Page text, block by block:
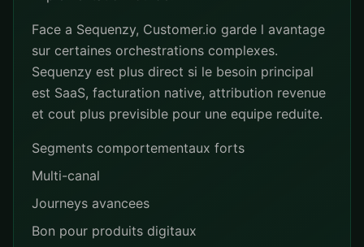
Face a Sequenzy, Customer.io garde l avantage
sur certaines orchestrations complexes.
Sequenzy est plus direct si le besoin principal
est SaaS, facturation native, attribution revenue
et cout plus previsible pour une equipe reduite.
Segments comportementaux forts
Multi-canal
Journeys avancees
Bon pour produits digitaux